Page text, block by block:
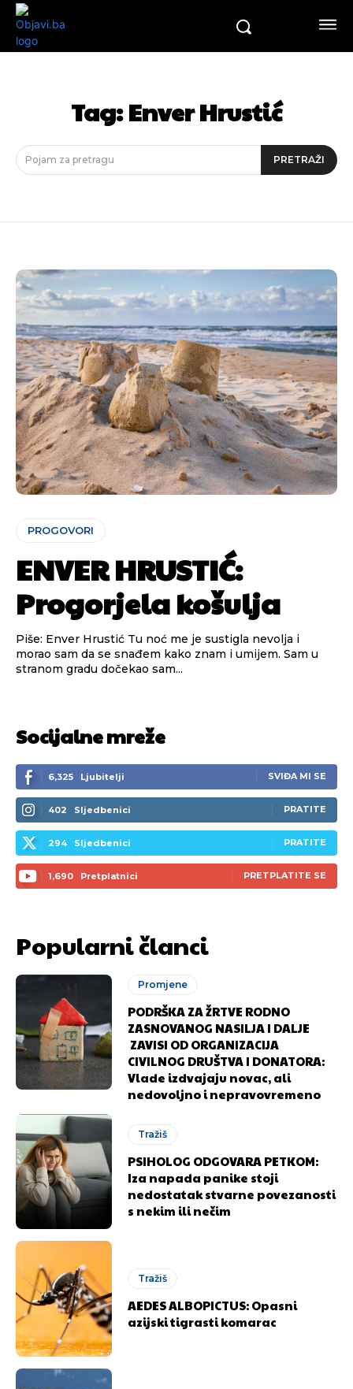
Pusti priču da živi!
Ovim putem želimo da vam se zahvalimo što ste
Objavi.ba
Pusti priču da živi!
Ovim putem želimo da vam se zahvalimo što ste
Objavi.ba
Tag:Enver Hrustić
Pojam za pretragu PRETRAŽI
PROGOVORI
ENVER HRUSTIĆ:
Progorjela košulja
Piše: Enver Hrustić Tu noć me je sustigla nevolja i
morao sam da se snađem kako znam i umijem. Sam u
stranom gradu dočekao sam...
Socijalne mreže
6,325 Ljubitelji SVIĐA MI SE
402 Sljedbenici PRATITE
294 Sljedbenici PRATITE
1,690 Pretplatnici PRETPLATITE SE
Popularni članci
Promjene
PODRŠKA ZA ŽRTVE RODNO
ZASNOVANOG NASILJA I DALJE
ZAVISI OD ORGANIZACIJA
CIVILNOG DRUŠTVA I DONATORA:
Vlade izdvajaju novac, ali
nedovoljno i nepravovremeno
Tražiš
PSIHOLOG ODGOVARA PETKOM:
Iza napada panike stoji
nedostatak stvarne povezanosti
s nekim ili nečim
Tražiš
AEDES ALBOPICTUS: Opasni
azijski tigrasti komarac